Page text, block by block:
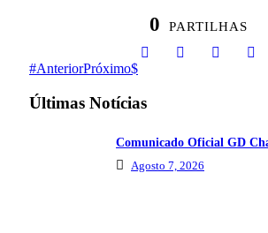
0 PARTILHAS
AnteriorPróximo
Últimas Notícias
Comunicado Oficial GD
Agosto 7, 2026